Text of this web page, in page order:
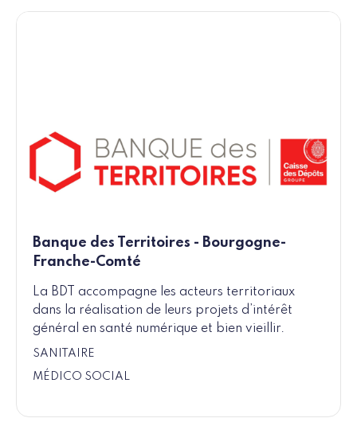
Banque des Territoires - Bourgogne-
Franche-Comté
La BDT accompagne les acteurs territoriaux
dans la réalisation de leurs projets d’intérêt
général en santé numérique et bien vieillir.
SANITAIRE
MÉDICO SOCIAL